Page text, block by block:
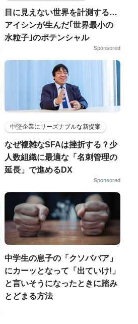
目に見えない世界を計測する…
アイシンが生んだ｢世界最小の
水粒子｣のポテンシャル
Sponsored
中堅企業にリーズナブルな新提案
なぜ複雑なSFAは挫折する？少
人数組織に最適な「名刺管理の
延長」で進めるDX
Sponsored
中学生の息子の「クソババア」
にカーッとなって「出ていけ!」
と言いそうになったときに踏み
とどまる方法